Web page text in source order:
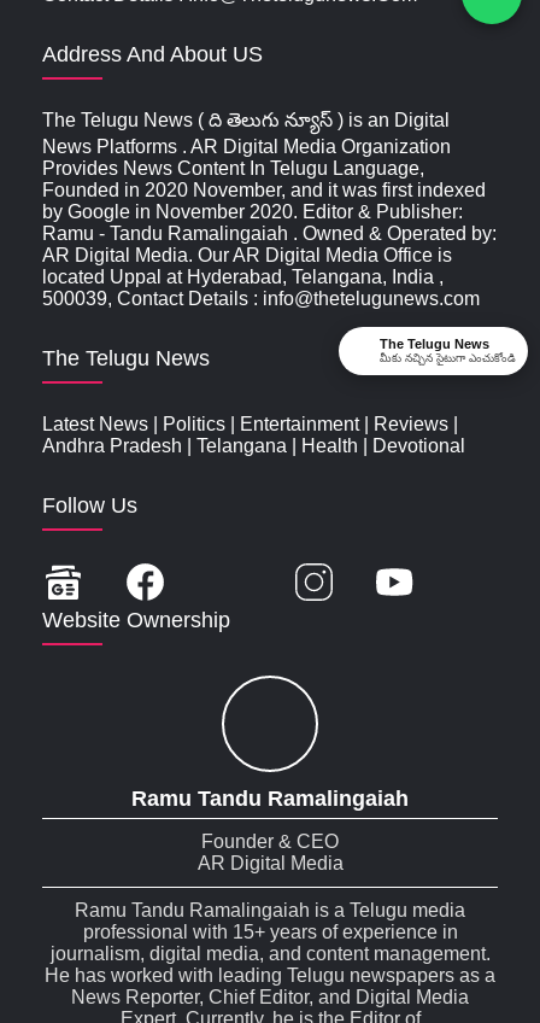
Address And About US
The Telugu News ( ది తెలుగు న్యూస్‌ ) is an Digital
News Platforms . AR Digital Media Organization
Provides News Content In Telugu Language,
Founded in 2020 November, and it was first indexed
by Google in November 2020. Editor & Publisher:
Ramu - Tandu Ramalingaiah . Owned & Operated by:
AR Digital Media. Our AR Digital Media Office is
located Uppal at Hyderabad, Telangana, India ,
500039, Contact Details : info@thetelugunews.com
The Telugu News
Latest News Politics Entertainment| Reviews
Andhra Pradesh
Telangana Health Devotional
Follow Us
Website Ownership
Ramu Tandu Ramalingaiah
Founder & CEO
AR Digital Media
Ramu Tandu Ramalingaiah is a Telugu media
professional with 15+ years of experience in
journalism, digital media, and content management.
He has worked with leading Telugu newspapers as a
News Reporter, Chief Editor, and Digital Media
The Telugu News
మీకు నచ్చిన సైటుగా ఎంచుకోండి